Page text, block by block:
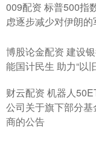
009配资 标普500指
虑逐步减少对伊朗
博股论金配资 建设
能国计民生 助力“以
财云配资 机器人
公司关于旗下部分
商的公告